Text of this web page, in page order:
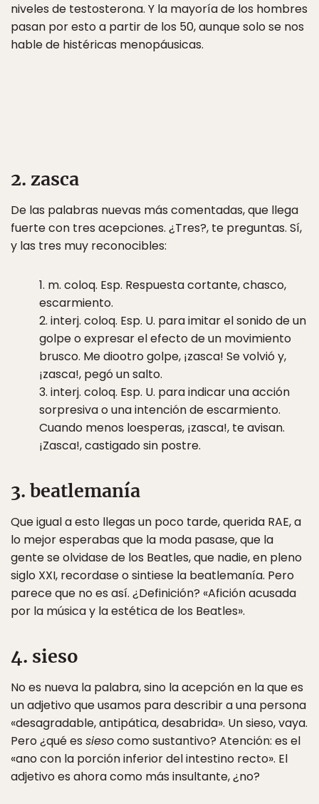
niveles de testosterona. Y la mayoría de los hombres
pasan por esto a partir de los 50, aunque solo se nos
hable de histéricas menopáusicas.
2. zasca
De las palabras nuevas más comentadas, que llega
fuerte con tres acepciones. ¿Tres?, te preguntas. Sí,
y las tres muy reconocibles:
1. m. coloq. Esp. Respuesta cortante, chasco,
escarmiento.
2. interj. coloq. Esp. U. para imitar el sonido de un
golpe o expresar el efecto de un movimiento
brusco. Me diootro golpe, ¡zasca! Se volvió y,
¡zasca!, pegó un salto.
3. interj. coloq. Esp. U. para indicar una acción
sorpresiva o una intención de escarmiento.
Cuando menos loesperas, ¡zasca!, te avisan.
¡Zasca!, castigado sin postre.
3. beatlemanía
Que igual a esto llegas un poco tarde, querida RAE, a
lo mejor esperabas que la moda pasase, que la
gente se olvidase de los Beatles, que nadie, en pleno
siglo XXI, recordase o sintiese la beatlemanía. Pero
parece que no es así. ¿Definición? «Afición acusada
por la música y la estética de los Beatles».
4. sieso
No es nueva la palabra, sino la acepción en la que es
un adjetivo que usamos para describir a una persona
«desagradable, antipática, desabrida». Un sieso, vaya.
Pero ¿qué es siesocomo sustantivo? Atención: es el
«ano con la porción inferior del intestino recto». El
adjetivo es ahora como más insultante, ¿no?